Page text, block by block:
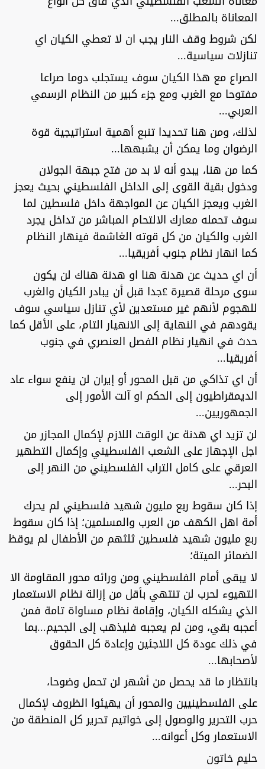
المعاناة بالمطلق...
لكن شروط وقف النار يجب ان لا تعطي الكيان اي
تنازلات سياسية...
الصراع مع هذا الكيان سوف يستجلب دوما صراعا
مفتوحا مع الغرب ومع جزء كبير من النظام الرسمي
العربي...
لذلك، ومن هنا تحديدا تنبع أهمية استراتيجية قوة
الرضوان وما يمكن أن يشبهها...
كما من هنا، يبدو أنه لا بد من فتح جبهة الجولان
ودخول بقية القوى إلى الداخل الفلسطيني بحيث يعجز
الغرب ويعجز الكيان عن المواجهة داخل فلسطين لما
سوف تحمله معارك الالتحام المباشر من تداخل يجرد
الغرب والكيان من كل قوته الغاشمة فينهار النظام
كما انهار نظام جنوب أفريقيا...
أن اي حديث عن هدنة هنا او هدنة هناك لن يكون
سوى مرحلة قصيرة £جدا قبل أن يبادر الكيان والغرب
للهجوم لأنهم غير مستعدين لأي تنازل سياسي سوف
يقودهم في النهاية إلى الانهيار التام، على الأقل كما
حدث في انهيار نظام الفصل العنصري في جنوب
أفريقيا...
أن اي تذاكي من قبل المحور أو إيران لن ينفع سواء عاد
الديمقراطيون إلى الحكم او آلت الأمور إلى
الجمهوريين...
لن تزيد اي هدنة عن الوقت اللازم لإكمال المجازر من
اجل الإجهاز على الشعب الفلسطيني وإكمال التطهير
العرقي على كامل التراب الفلسطيني من النهر إلى
البحر...
إذا كان سقوط ربع مليون شهيد فلسطيني لم يحرك
أمة اهل الكهف من العرب والمسلمين؛ إذا كان سقوط
ربع مليون شهيد فلسطين ثلثهم من الأطفال لم يوقظ
الضمائر الميتة؛
لا يبقى أمام الفلسطيني ومن ورائه محور المقاومة الا
التهيوء لحرب لن تنتهي بأقل من إزالة نظام الاستعمار
الذي يشكله الكيان، وإقامة نظام مساواة تامة فمن
أعجبه بقي، ومن لم يعجبه فليذهب إلى الجحيم...بما
في ذلك عودة كل اللاجئين وإعادة كل الحقوق
لأصحابها...
بانتظار ما قد يحصل من أشهر لن تحمل وضوحا،
على الفلسطينيين والمحور أن يهيئوا الظروف لإكمال
حرب التحرير والوصول إلى خواتيم تحرير كل المنطقة من
الاستعمار وكل أعوانه...
حليم خاتون